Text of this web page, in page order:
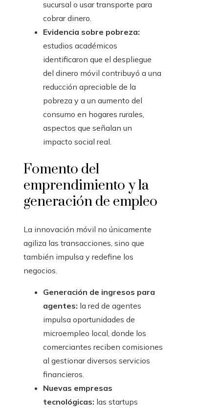
sucursal o usar transporte para
cobrar dinero.
Evidencia sobre pobreza:
estudios académicos
identificaron que el despliegue
del dinero móvil contribuyó a una
reducción apreciable de la
pobreza y a un aumento del
consumo en hogares rurales,
aspectos que señalan un
impacto social real.
Fomento del
emprendimiento y la
generación de empleo
La innovación móvil no únicamente
agiliza las transacciones, sino que
también impulsa y redefine los
negocios.
Generación de ingresos para
agentes: la red de agentes
impulsa oportunidades de
microempleo local, donde los
comerciantes reciben comisiones
al gestionar diversos servicios
financieros.
Nuevas empresas
tecnológicas: las startups